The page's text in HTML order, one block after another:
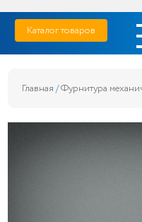
Skip
content
Фрегат — мебельные ткани и
Каталог товаров
Главная /Фурнитура